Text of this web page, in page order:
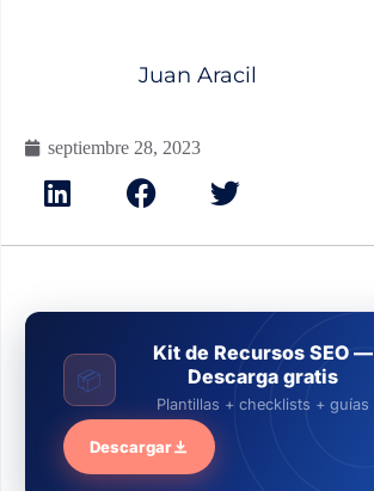
Juan Aracil
septiembre 28, 2023
📦
Kit de Recursos SEO —
Descarga gratis
Plantillas + checklists + guías
Descargar